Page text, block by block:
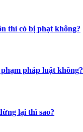
thì có bị phạt không?
pháp luật không?
lại thì sao?